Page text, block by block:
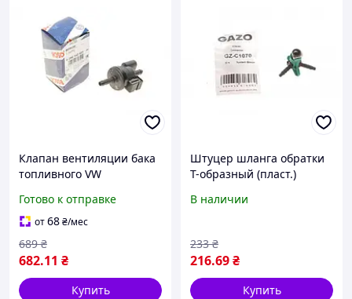
Клапан вентиляции бака
топливного VW
0280142431 , Bosch
Готово к отправке
от68₴/мес
682.11 ₴
689 ₴
Купить
Штуцер шланга обратки
Т-образный (пласт.)
GZ-C1070
В наличии
216.69₴
233 ₴
Купить